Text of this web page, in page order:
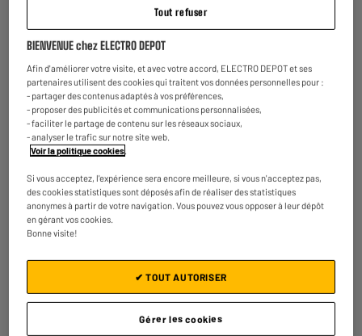
Comparer
Passerelle multimédia AMAZON Fire TV Stick HD (2e
génération)
Système d'exploitation : Amazon Fire OS
Résolution : Full HD
Connectivité : Wifi
Tout refuser
BIENVENUE chez ELECTRO DEPOT
Afin d'améliorer votre visite, et avec votre accord, ELECTRO DEPOT et ses
partenaires utilisent des cookies qui traitent vos données personnelles pour :
- partager des contenus adaptés à vos préférences,
- proposer des publicités et communications personnalisées,
- faciliter le partage de contenu sur les réseaux sociaux,
- analyser le trafic sur notre site web.
Voir la politique cookies.
Si vous acceptez, l'expérience sera encore meilleure, si vous n'acceptez pas,
des cookies statistiques sont déposés afin de réaliser des statistiques
anonymes à partir de votre navigation. Vous pouvez vous opposer à leur dépôt
en gérant vos cookies.
Bonne visite!
Gérer les cookies
✔ TOUT AUTORISER